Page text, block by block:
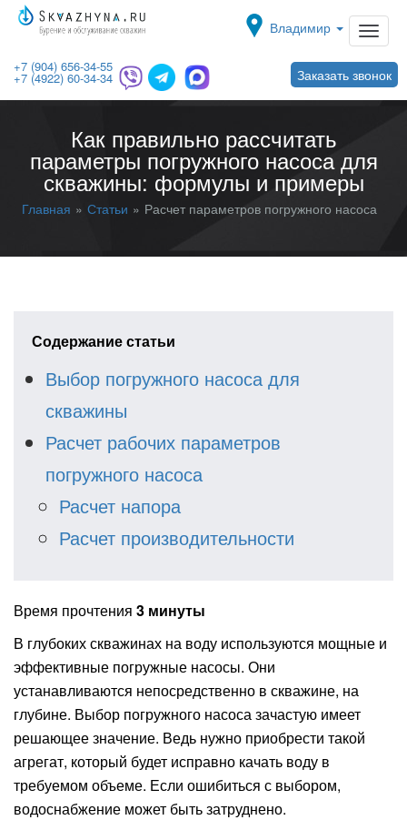
+7 (904) 656-34-55
+7 (4922) 60-34-34
Toggle
Заказать звонок
Владимир
Как правильно рассчитать
параметры погружного насоса для
скважины: формулы и примеры
Главная Статьи Расчет параметров погружного насоса
Содержание статьи
Выбор погружного насоса для
скважины
Расчет рабочих параметров
погружного насоса
Расчет напора
Расчет производительности
Время прочтения 3 минуты
В глубоких скважинах на воду используются мощные и
эффективные погружные насосы. Они
устанавливаются непосредственно в скважине, на
глубине. Выбор погружного насоса зачастую имеет
решающее значение. Ведь нужно приобрести такой
агрегат, который будет исправно качать воду в
требуемом объеме. Если ошибиться с выбором,
водоснабжение может быть затруднено.